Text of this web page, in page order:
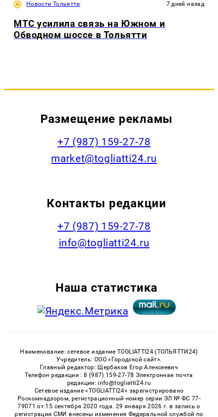
Новости Тольятти 7 дней назад
МТС усилила связь на Южном и
Обводном шоссе в Тольятти
Размещение рекламы
+7 (987) 159-27-78
market@togliatti24.ru
Контакты редакции
+7 (987) 159-27-78
info@togliatti24.ru
Наша статистика
Наименование: сетевое издание TOGLIATTI24 (ТОЛЬЯТТИ24)
Учредитель: ООО «Городской сайт».
Главный редактор: Щербаков Егор Алексеевич
Телефон редакции : 8 (987) 159-27-78 Электронная почта
редакции: info@togliatti24.ru
Сетевое издание «TOGLIATTI24» зарегистрировано
Роскомнадзором, регистрационный номер серии ЭЛ № ФС 77-
79071 от 15 сентября 2020 года. 29 января 2026 г. в запись о
регистрации СМИ внесены изменения Федеральной службой по